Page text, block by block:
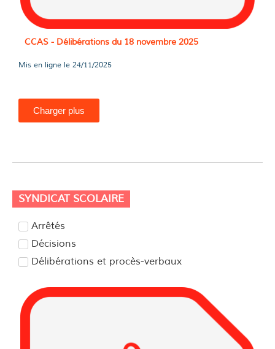
CCAS - Délibérations du 18 novembre 2025
Mis en ligne le 24/11/2025
Charger plus
SYNDICAT SCOLAIRE
Arrêtés
Décisions
Délibérations et procès-verbaux